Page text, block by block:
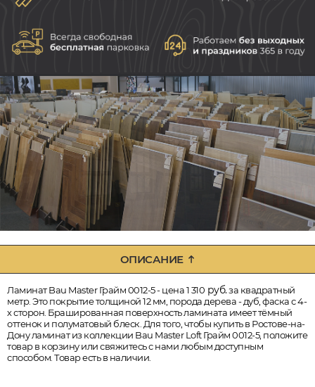
ОПИСАНИЕ
Ламинат Bau Master Грайм 0012-5 - цена 1 310 руб.за квадратный
метр. Это покрытие толщиной 12 мм, порода дерева - дуб, фаска с 4-
х сторон. Брашированная поверхность ламината имеет тёмный
оттенок и полуматовый блеск. Для того, чтобы купить в Ростове-на-
Дону ламинат из коллекции Bau Master Loft Грайм 0012-5, положите
товар в корзину или свяжитесь с нами любым доступным
способом. Товар есть в наличии.